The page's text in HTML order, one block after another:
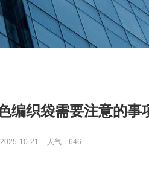
编织袋需要注意的事
10-21 人气： 646